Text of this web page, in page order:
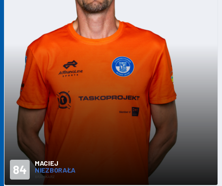
84
MACIEJ
NIEZBORAŁA
BRAMKARZ